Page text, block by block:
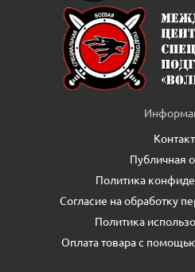
Публичная
Политика
Согласие на обработку
Политика
Оплата товара с